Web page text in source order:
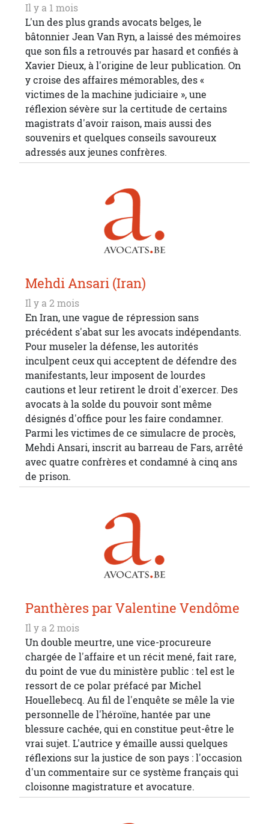
Il y a 1 mois
L'un des plus grands avocats belges, le
bâtonnier Jean Van Ryn, a laissé des mémoires
que son fils a retrouvés par hasard et confiés à
Xavier Dieux, à l'origine de leur publication. On
y croise des affaires mémorables, des «
victimes de la machine judiciaire », une
réflexion sévère sur la certitude de certains
magistrats d'avoir raison, mais aussi des
souvenirs et quelques conseils savoureux
adressés aux jeunes confrères.
Mehdi Ansari (Iran)
Il y a 2 mois
En Iran, une vague de répression sans
précédent s'abat sur les avocats indépendants.
Pour museler la défense, les autorités
inculpent ceux qui acceptent de défendre des
manifestants, leur imposent de lourdes
cautions et leur retirent le droit d'exercer. Des
avocats à la solde du pouvoir sont même
désignés d'office pour les faire condamner.
Parmi les victimes de ce simulacre de procès,
Mehdi Ansari, inscrit au barreau de Fars, arrêté
avec quatre confrères et condamné à cinq ans
de prison.
Panthères par Valentine Vendôme
Il y a 2 mois
Un double meurtre, une vice-procureure
chargée de l'affaire et un récit mené, fait rare,
du point de vue du ministère public : tel est le
ressort de ce polar préfacé par Michel
Houellebecq. Au fil de l'enquête se mêle la vie
personnelle de l'héroïne, hantée par une
blessure cachée, qui en constitue peut-être le
vrai sujet. L'autrice y émaille aussi quelques
réflexions sur la justice de son pays : l'occasion
d'un commentaire sur ce système français qui
cloisonne magistrature et avocature.